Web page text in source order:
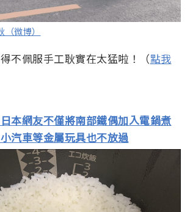
（微博）
不佩服手工耿實在太猛啦！（點我
本網友不僅將南部鐵偶加入電鍋煮
汽車等金屬玩具也不放過